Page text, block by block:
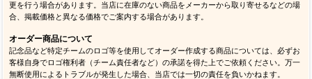
更を行う場合があります。当店に在庫のない商品をメーカーから取り寄せるなどの場
合、掲載価格と異なる価格でご案内する場合があります。
オーダー商品について
記念品など特定チームのロゴ等を使用してオーダー作成する商品については、必ずお
客様自身でロゴ権利者（チーム責任者など）の承諾を得た上でご依頼ください。万一
無断使用によるトラブルが発生した場合、当店では一切の責任を負いかねます。